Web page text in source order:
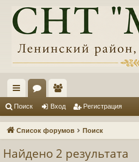
с
ы ум
ол
ьз
Поиск Вход Регистрация
Список форумов Поиск
Найдено 2 результата